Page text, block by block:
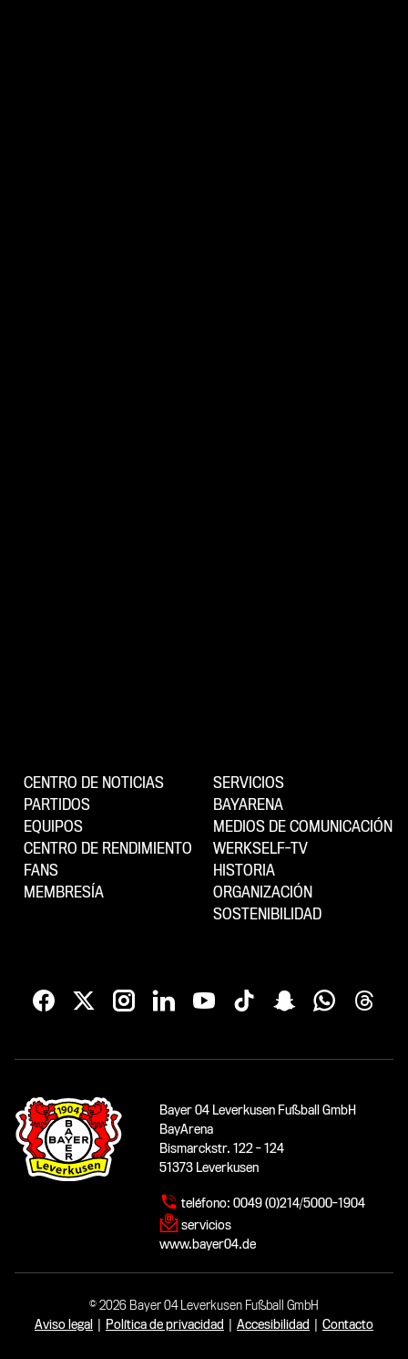
CENTRO DE NOTICIAS
PARTIDOS
EQUIPOS
CENTRO DE RENDIMIENTO
FANS
MEMBRESÍA
SERVICIOS
BAYARENA
MEDIOS DE COMUNICACIÓN
WERKSELF-TV
HISTORIA
ORGANIZACIÓN
SOSTENIBILIDAD
Bayer 04 Leverkusen Fußball GmbH
BayArena
Bismarckstr. 122 - 124
51373 Leverkusen
teléfono: 0049 (0)214/5000-1904
servicios
www.bayer04.de
© 2026 Bayer 04 Leverkusen Fußball GmbH
Aviso legal
Política de privacidad Accesibilidad Contacto